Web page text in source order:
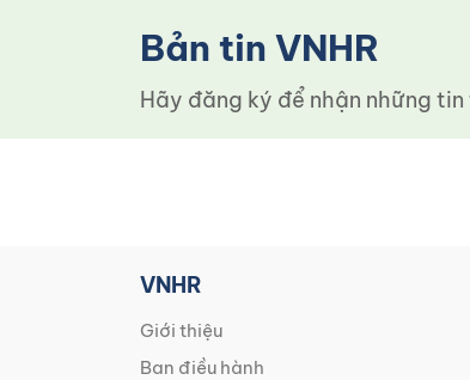
Bản tin VNHR
Hãy đăng ký để nhận những
VNHR
Giới thiệu
Ban điều hành